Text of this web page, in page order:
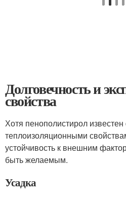
Долговечность и
свойства
Хотя пенополистирол
теплоизоляционными
устойчивость к внешним
быть желаемым.
Усадка